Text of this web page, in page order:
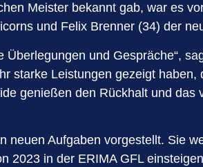
Meister bekannt gab, war es
und Felix Brenner (34) der
und Gespräche“,
starke Leistungen gezeigt
genießen den Rückhalt und
neuen Aufgaben vorgestellt. Sie
2023 in der ERIMA GFL